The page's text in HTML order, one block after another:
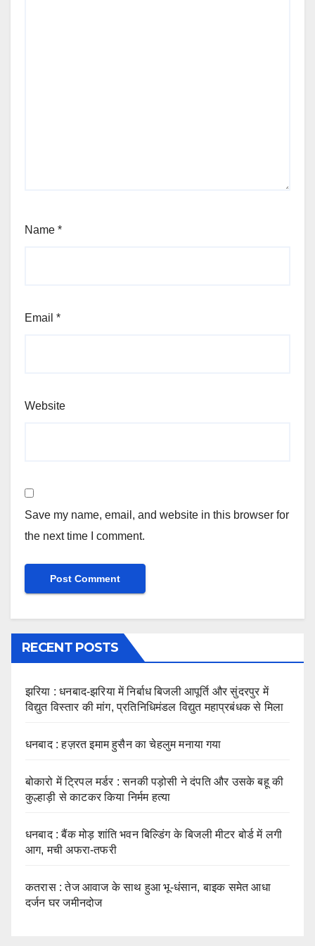
Name *
Email *
Website
Save my name, email, and website in this browser for
the next time I comment.
RECENT POSTS
झरिया : धनबाद-झरिया में निर्बाध बिजली आपूर्ति और सुंदरपुर में
विद्युत विस्तार की मांग, प्रतिनिधिमंडल विद्युत महाप्रबंधक से मिला
धनबाद : हज़रत इमाम हुसैन का चेहलुम मनाया गया
बोकारो में ट्रिपल मर्डर : सनकी पड़ोसी ने दंपति और उसके बहू की
कुल्हाड़ी से काटकर किया निर्मम हत्या
धनबाद : बैंक मोड़ शांति भवन बिल्डिंग के बिजली मीटर बोर्ड में लगी
आग, मची अफरा-तफरी
कतरास : तेज आवाज के साथ हुआ भू-धंसान, बाइक समेत आधा
दर्जन घर जमीनदोज